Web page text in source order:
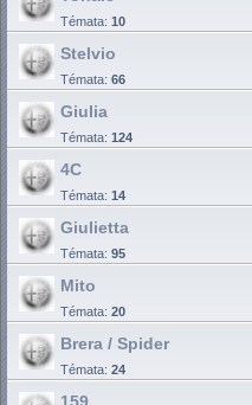
Témata: 10
Stelvio
Témata: 66
Giulia
Témata: 124
4C
Témata: 14
Giulietta
Témata: 95
Mito
Témata: 20
Brera / Spider
Témata: 24
159